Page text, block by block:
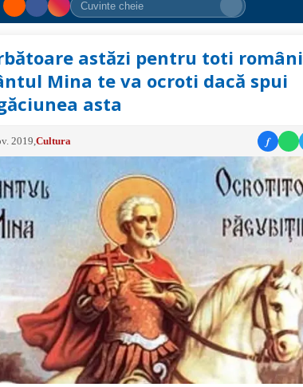
astăzi pentru toti
Mina te va ocroti dacă spui
asta
2019 ,Cultura f